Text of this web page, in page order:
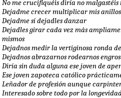
No me crucifiquéis diría no malgastéis
Dejadme crecer multiplicar mis anillos
Dejadme sí dejadles danzar
Dejadles girar cada vez más
mismos
Dejadnos medir la vertiginosa ronda
Dejadnos abrazarnos rodearnos
Diría sin duda alguna ese joven de
Ese joven zapoteca católico
Leñador de profesión aunque
Interesado sobre todo por la